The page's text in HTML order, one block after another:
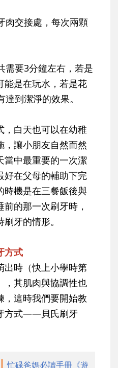
肉交接處，每次兩顆
需要3分鐘左右，若是
能是在玩水，若是花
到潔淨的效果。
，白天也可以在幼稚
，讓小朋友自然而然
當中最重要的一次潔
在父母的輔助下完
時機是在三餐飯後與
的那一次刷牙時，
牙的情形。
方式
出時（快上小學時第
，其肌肉與協調性也
，這時我們要開始教
方式——貝氏刷牙
忙碌爸媽必讀手冊《遊